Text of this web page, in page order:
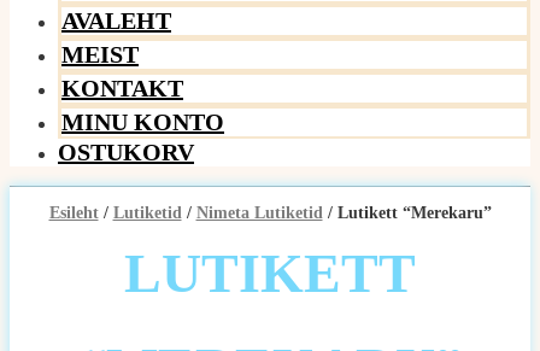
AVALEHT
MEIST
KONTAKT
MINU KONTO
OSTUKORV
Esileht/ Lutiketid/ Nimeta Lutiketid/ Lutikett “Merekaru”
LUTIKETT